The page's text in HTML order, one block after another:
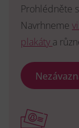
Prohlédněte
Navrhneme
plakáty a